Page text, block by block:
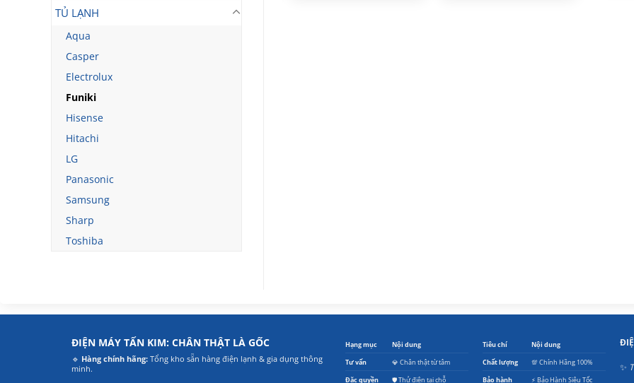
TỦ LẠNH
Aqua
Casper
Electrolux
Funiki
Hisense
Hitachi
LG
Panasonic
Samsung
Sharp
Toshiba
4.790.000₫. là:
4.290.000₫.
là:
4.590.000₫.
ĐIỆN MÁY TẤN KIM: CHÂN THẬT LÀ GỐC
🔹 Hàng chính hãng:Tổng kho sẵn hàng điện lạnh & gia dụng thông
minh.
Hạng mục Nội dung
Tư vấn 💎 Chân thật từ tâm
Đặc quyền 🛡️ Thử điện tại chỗ
Tiêu chí Nội dung
Chất lượng 💯 Chính Hãng 100%
Bảo hành ⚡ Bảo Hành Siêu Tốc
✨